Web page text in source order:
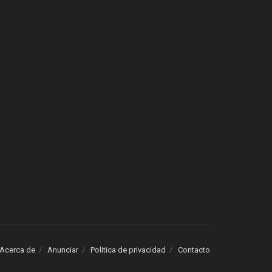
Acerca de Anunciar Politica de privacidad Contacto